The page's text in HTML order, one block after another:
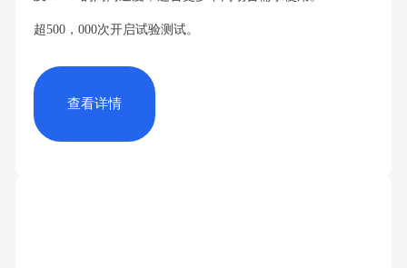
超500，000次开启试验测试。
查看详情